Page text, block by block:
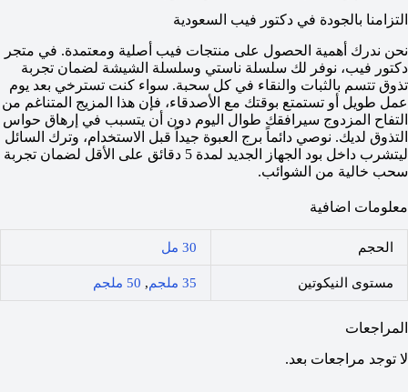
التزامنا بالجودة في دكتور فيب السعودية
نحن ندرك أهمية الحصول على منتجات فيب أصلية ومعتمدة. في متجر
دكتور فيب، نوفر لك سلسلة ناستي وسلسلة الشيشة لضمان تجربة
تذوق تتسم بالثبات والنقاء في كل سحبة. سواء كنت تسترخي بعد يوم
عمل طويل أو تستمتع بوقتك مع الأصدقاء، فإن هذا المزيج المتناغم من
التفاح المزدوج سيرافقك طوال اليوم دون أن يتسبب في إرهاق حواس
التذوق لديك. نوصي دائماً برج العبوة جيداً قبل الاستخدام، وترك السائل
ليتشرب داخل بود الجهاز الجديد لمدة 5 دقائق على الأقل لضمان تجربة
سحب خالية من الشوائب.
معلومات اضافية
الحجم 30 مل
مستوى النيكوتين 35 ملجم , 50 ملجم
المراجعات
لا توجد مراجعات بعد.